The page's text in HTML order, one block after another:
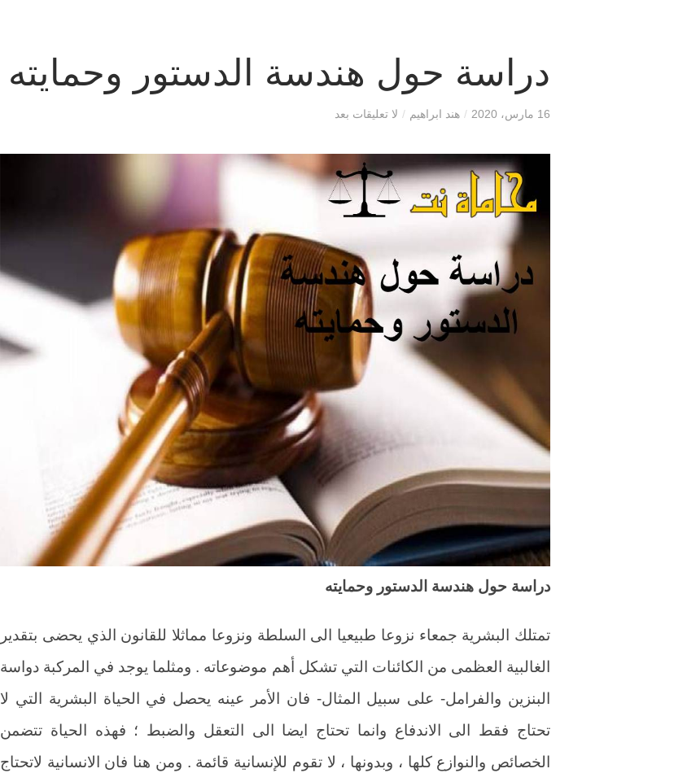
دراسة حول هندسة الدستور وحمايته
16 مارس، 2020 / هند ابراهيم / لا تعليقات بعد
دراسة حول هندسة الدستور وحمايته
تمتلك البشرية جمعاء نزوعا طبيعيا الى السلطة ونزوعا مماثلا للقانون الذي يحضى بتقدير
الغالبية العظمى من الكائنات التي تشكل أهم موضوعاته . ومثلما يوجد في المركبة دواسة
البنزين والفرامل- على سبيل المثال- فان الأمر عينه يحصل في الحياة البشرية التي لا
تحتاج فقط الى الاندفاع وانما تحتاج ايضا الى التعقل والضبط ؛ فهذه الحياة تتضمن
الخصائص والنوازع كلها ، وبدونها ، لا تقوم للإنسانية قائمة . ومن هنا فان الانسانية لاتحتاج